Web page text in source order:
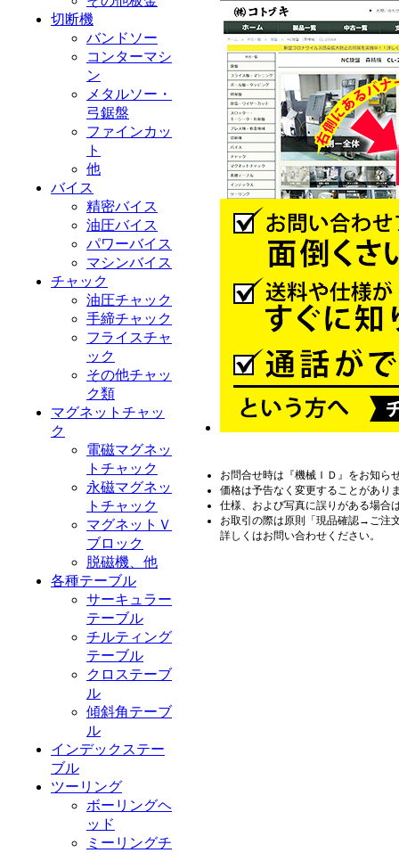
切断機
バンドソー
コンターマシ
ン
メタルソー・
弓鋸盤
ファインカッ
ト
他
バイス
精密バイス
油圧バイス
パワーバイス
マシンバイス
チャック
油圧チャック
手締チャック
フライスチャ
ック
その他チャッ
ク類
マグネットチャッ
ク
電磁マグネッ
トチャック
永磁マグネッ
トチャック
マグネットＶ
ブロック
脱磁機、他
各種テーブル
サーキュラー
テーブル
チルティング
テーブル
クロステーブ
ル
傾斜角テーブ
ル
インデックステー
ブル
ツーリング
ボーリングヘ
ッド
ミーリングチ
お問合せ時は『機械ＩＤ』をお知ら
価格は予告なく変更することがあり
仕様、および写真に誤りがある場合
お取引の際は原則「現品確認→ご
詳しくはお問い合わせください。